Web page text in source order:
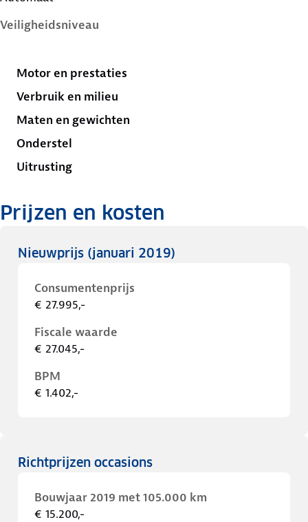
Veiligheidsniveau
Motor en prestaties
Verbruik en milieu
Maten en gewichten
Onderstel
Uitrusting
Prijzen en kosten
Nieuwprijs (januari 2019)
Consumentenprijs
€ 27.995,-
Fiscale waarde
€ 27.045,-
BPM
€ 1.402,-
Richtprijzen occasions
Bouwjaar 2019 met 105.000 km
€ 15.200,-